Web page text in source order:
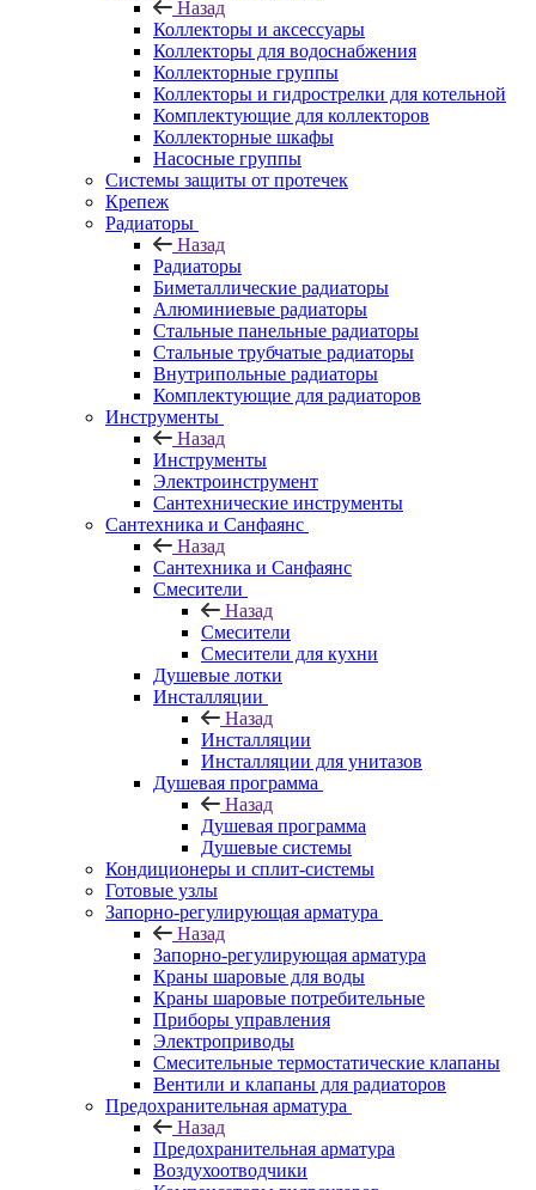
Назад
Коллекторы и аксессуары
Коллекторы для водоснабжения
Коллекторные группы
Коллекторы и гидрострелки для котельной
Комплектующие для коллекторов
Коллекторные шкафы
Насосные группы
Системы защиты от протечек
Крепеж
Радиаторы
Назад
Радиаторы
Биметаллические радиаторы
Алюминиевые радиаторы
Стальные панельные радиаторы
Стальные трубчатые радиаторы
Внутрипольные радиаторы
Комплектующие для радиаторов
Инструменты
Назад
Инструменты
Электроинструмент
Сантехнические инструменты
Сантехника и Санфаянс
Назад
Сантехника и Санфаянс
Смесители
Назад
Смесители
Смесители для кухни
Душевые лотки
Инсталляции
Назад
Инсталляции
Инсталляции для унитазов
Душевая программа
Назад
Душевая программа
Душевые системы
Кондиционеры и сплит-системы
Готовые узлы
Запорно-регулирующая арматура
Назад
Запорно-регулирующая арматура
Краны шаровые для воды
Краны шаровые потребительные
Приборы управления
Электроприводы
Смесительные термостатические клапаны
Вентили и клапаны для радиаторов
Предохранительная арматура
Назад
Предохранительная арматура
Воздухоотводчики